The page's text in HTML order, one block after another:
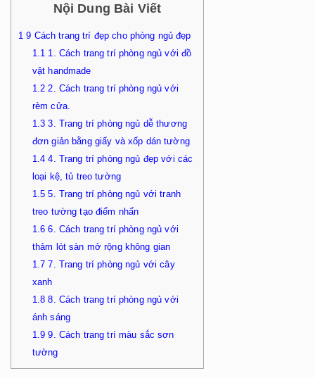
Nội Dung Bài Viết
1 9 Cách trang trí đẹp cho phòng ngủ đẹp
1.1 1. Cách trang trí phòng ngủ với đồ
vật handmade
1.2 2. Cách trang trí phòng ngủ với
rèm cửa.
1.3 3. Trang trí phòng ngủ dễ thương
đơn giản bằng giấy và xốp dán tường
1.4 4. Trang trí phòng ngủ đẹp với các
loại kệ, tủ treo tường
1.5 5. Trang trí phòng ngủ với tranh
treo tường tạo điểm nhấn
1.6 6. Cách trang trí phòng ngủ với
thảm lót sàn mở rộng không gian
1.7 7. Trang trí phòng ngủ với cây
xanh
1.8 8. Cách trang trí phòng ngủ với
ánh sáng
1.9 9. Cách trang trí màu sắc sơn
tường